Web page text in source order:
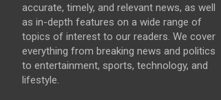
accurate, timely, and relevant news, as well
as in-depth features on a wide range of
topics of interest to our readers. We cover
everything from breaking news and politics
to entertainment, sports, technology, and
lifestyle.